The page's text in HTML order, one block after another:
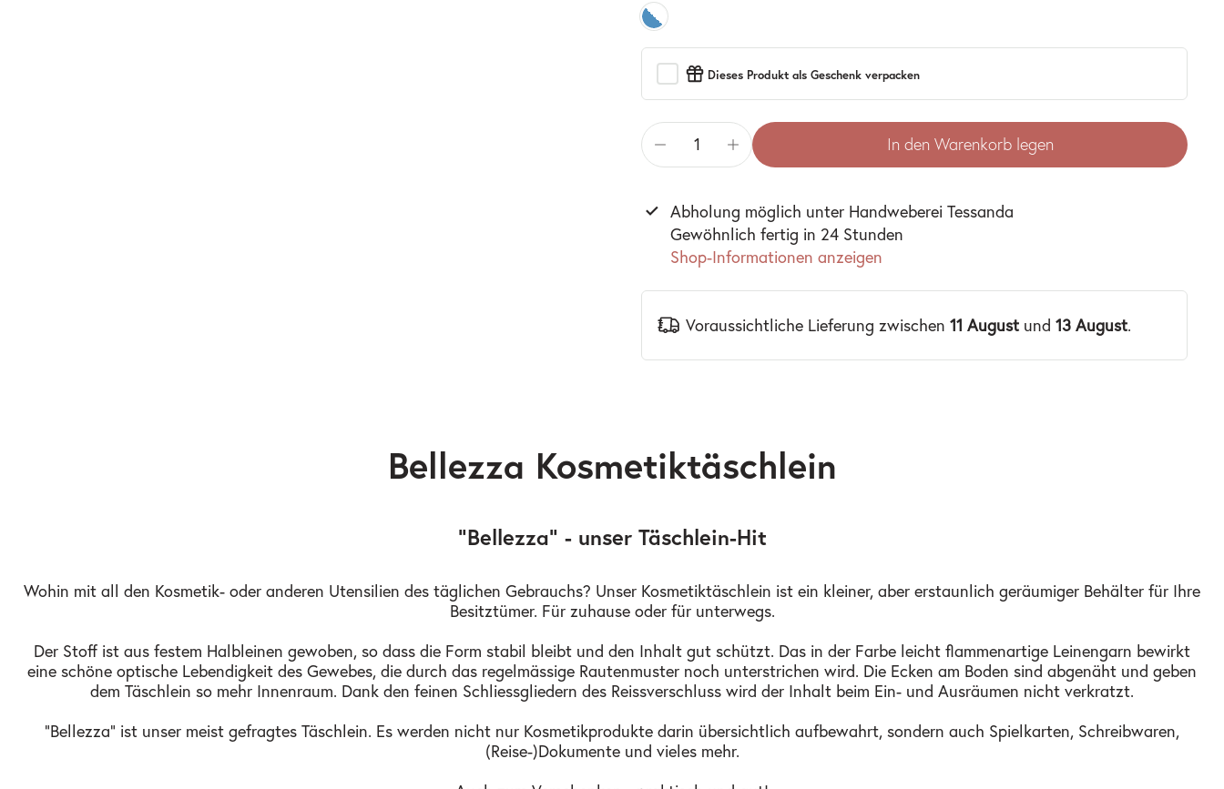
Dieses Produkt als Geschenk verpacken
In den Warenkorb legen
Abholung möglich unter Handweberei Tessanda
Gewöhnlich fertig in 24 Stunden
Shop-Informationen anzeigen
Voraussichtliche Lieferung zwischen 11 August und 13 August.
Bellezza Kosmetiktäschlein
"Bellezza" - unser Täschlein-Hit
Wohin mit all den Kosmetik- oder anderen Utensilien des täglichen Gebrauchs? Unser Kosmetiktäschlein ist ein kleiner, aber erstaunlich geräumiger Behälter für Ihre
Besitztümer. Für zuhause oder für unterwegs.
Der Stoff ist aus festem Halbleinen gewoben, so dass die Form stabil bleibt und den Inhalt gut schützt. Das in der Farbe leicht flammenartige Leinengarn bewirkt
eine schöne optische Lebendigkeit des Gewebes, die durch das regelmässige Rautenmuster noch unterstrichen wird. Die Ecken am Boden sind abgenäht und geben
dem Täschlein so mehr Innenraum. Dank den feinen Schliessgliedern des Reissverschluss wird der Inhalt beim Ein- und Ausräumen nicht verkratzt.
"Bellezza" ist unser meist gefragtes Täschlein. Es werden nicht nur Kosmetikprodukte darin übersichtlich aufbewahrt, sondern auch Spielkarten, Schreibwaren,
(Reise-)Dokumente und vieles mehr.